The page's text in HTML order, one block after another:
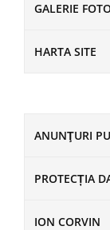
GALERIE
HARTA SITE
ANUNŢURI
PROTECȚIA
ION CORVIN